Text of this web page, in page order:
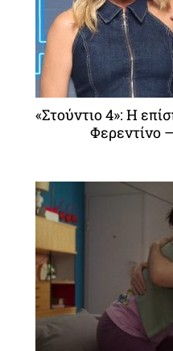
«Στούντιο 4»: Η
Φερεντίνο